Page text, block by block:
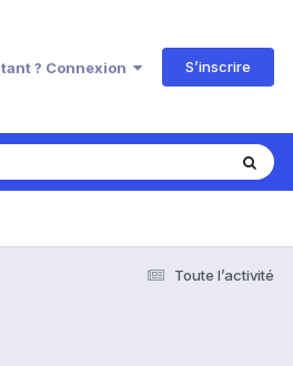
? Connexion S’inscrire
Toute l’activité